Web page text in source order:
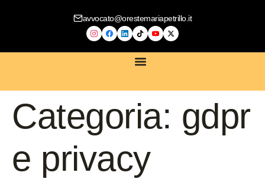
avvocato@orestemariapetrillo.it
Categoria: gdpr
e privacy